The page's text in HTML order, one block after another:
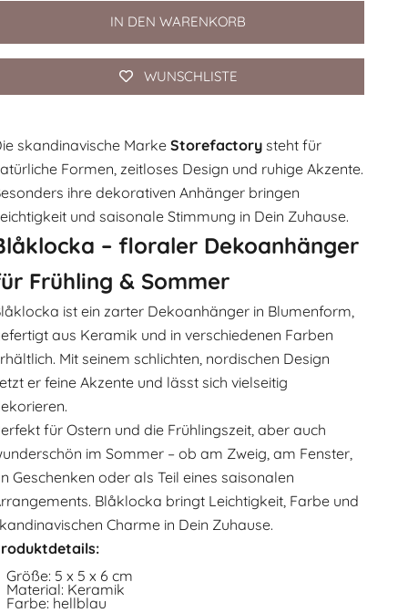
IN DEN WARENKORB
WUNSCHLISTE
skandinavische MarkeStorefactory steht für
Formen, zeitloses Design und ruhige Akzente.
ihre dekorativen Anhänger bringen
und saisonale Stimmung in Dein Zuhause.
– floraler Dekoanhänger
Frühling & Sommer
ist ein zarter Dekoanhänger in Blumenform,
aus Keramik und in verschiedenen Farben
Mit seinem schlichten, nordischen Design
er feine Akzente und lässt sich vielseitig
für Ostern und die Frühlingszeit, aber auch
im Sommer – ob am Zweig, am Fenster,
Geschenken oder als Teil eines saisonalen
Blåklocka bringt Leichtigkeit, Farbe und
Charme in Dein Zuhause.
Größe: 5 x 5 x 6 cm
Material: Keramik
Farbe: hellblau